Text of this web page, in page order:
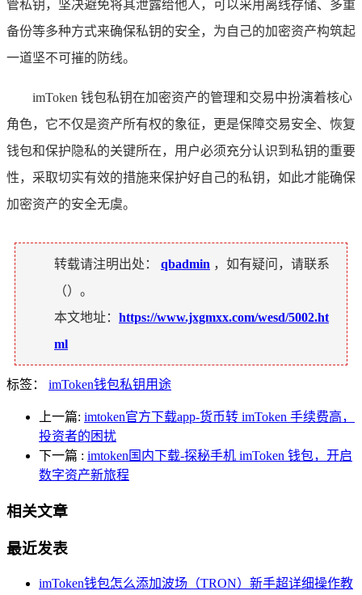
管私钥，坚决避免将其泄露给他人，可以采用离线存储、多重
备份等多种方式来确保私钥的安全，为自己的加密资产构筑起
一道坚不可摧的防线。
imToken 钱包私钥在加密资产的管理和交易中扮演着核心
角色，它不仅是资产所有权的象征，更是保障交易安全、恢复
钱包和保护隐私的关键所在，用户必须充分认识到私钥的重要
性，采取切实有效的措施来保护好自己的私钥，如此才能确保
加密资产的安全无虞。
转载请注明出处： qbadmin ，如有疑问，请联系
（）。
本文地址： https://www.jxgmxx.com/wesd/5002.ht
ml
标签： imToken钱包私钥用途
上一篇: imtoken官方下载app-货币转 imToken 手续费高，
投资者的困扰
下一篇 : imtoken国内下载-探秘手机 imToken 钱包，开启
数字资产新旅程
相关文章
最近发表
imToken钱包怎么添加波场（TRON）新手超详细操作教